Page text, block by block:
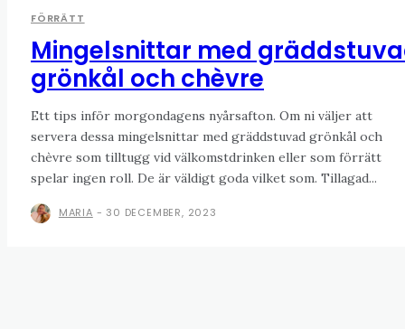
FÖRRÄTT
Mingelsnittar med
grönkål och chèvre
Ett tips inför morgondagens nyårsafton. Om ni väljer att
servera dessa mingelsnittar med gräddstuvad grönkål och
chèvre som tilltugg vid välkomstdrinken eller som förrätt
spelar ingen roll. De är väldigt goda vilket som. Tillagad...
MARIA - 30 DECEMBER, 2023